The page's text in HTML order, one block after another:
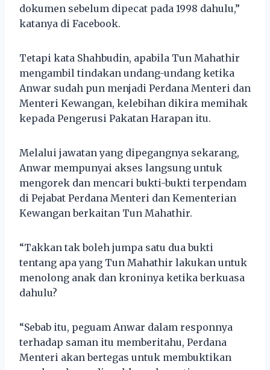
dokumen sebelum dipecat pada 1998 dahulu,”
katanya di Facebook.
Tetapi kata Shahbudin, apabila Tun Mahathir
mengambil tindakan undang-undang ketika
Anwar sudah pun menjadi Perdana Menteri dan
Menteri Kewangan, kelebihan dikira memihak
kepada Pengerusi Pakatan Harapan itu.
Melalui jawatan yang dipegangnya sekarang,
Anwar mempunyai akses langsung untuk
mengorek dan mencari bukti-bukti terpendam
di Pejabat Perdana Menteri dan Kementerian
Kewangan berkaitan Tun Mahathir.
“Takkan tak boleh jumpa satu dua bukti
tentang apa yang Tun Mahathir lakukan untuk
menolong anak dan kroninya ketika berkuasa
dahulu?
“Sebab itu, peguam Anwar dalam responnya
terhadap saman itu memberitahu, Perdana
Menteri akan bertegas untuk membuktikan